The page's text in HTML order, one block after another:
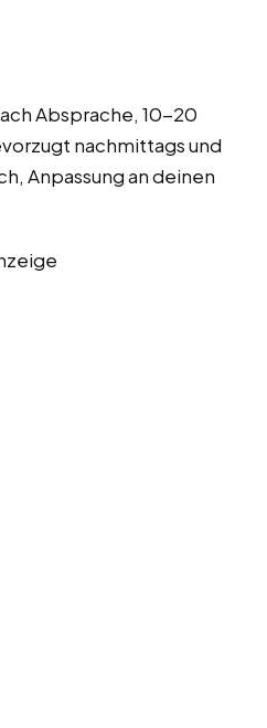
Absprache, 10-20
nachmittags und
Anpassung an deinen